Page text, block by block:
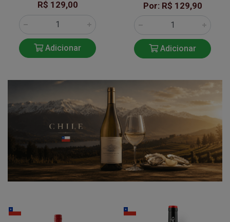
R$ 129,00
Adicionar
Por: R$ 129,90
Adicionar